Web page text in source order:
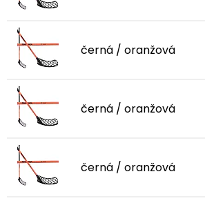
černá / oranžová
černá / oranžová
černá / oranžová